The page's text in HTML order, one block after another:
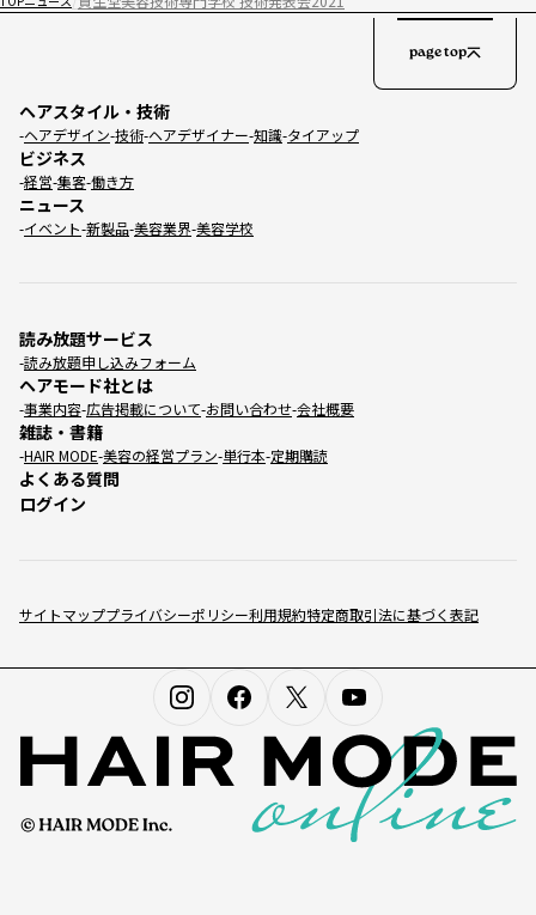
サイトマッププライバシーポリシー利用規約特定商取引法に基づく表記
ヘアスタイル・技術
ヘアデザイン 技術 ヘアデザイナー 知識 タイアップ
ビジネス
経営 集客 働き方
ニュース
イベント 新製品 美容業界 美容学校
読み放題サービス
読み放題申し込みフォーム
ヘアモード社とは
事業内容 広告掲載について お問い合わせ 会社概要
雑誌・書籍
HAIR MODE 美容の経営プラン 単行本 定期購読
よくある質問
ログイン
page top